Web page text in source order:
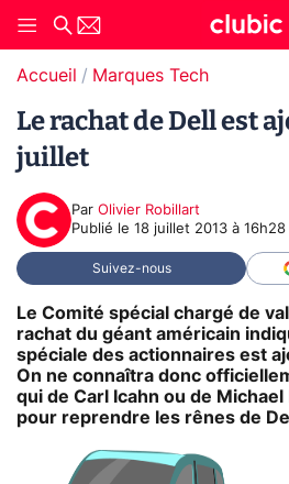
Accueil Marques Tech
Le rachat de Dell est
juillet
Par Olivier Robillart
Publié le 18 juillet 2013 à 16h28
Suivez-nous
Le Comité spécial chargé de
rachat du géant américain
spéciale des actionnaires est
On ne connaîtra donc
qui de Carl Icahn ou de
pour reprendre les rênes de